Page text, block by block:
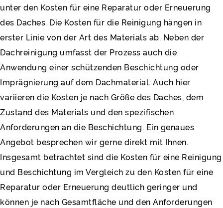
unter den Kosten für eine Reparatur oder Erneuerung
des Daches. Die Kosten für die Reinigung hängen in
erster Linie von der Art des Materials ab. Neben der
Dachreinigung umfasst der Prozess auch die
Anwendung einer schützenden Beschichtung oder
Imprägnierung auf dem Dachmaterial. Auch hier
variieren die Kosten je nach Größe des Daches, dem
Zustand des Materials und den spezifischen
Anforderungen an die Beschichtung. Ein genaues
Angebot besprechen wir gerne direkt mit Ihnen.
Insgesamt betrachtet sind die Kosten für eine Reinigung
und Beschichtung im Vergleich zu den Kosten für eine
Reparatur oder Erneuerung deutlich geringer und
können je nach Gesamtfläche und den Anforderungen